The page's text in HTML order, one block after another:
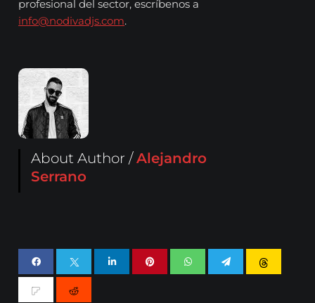
profesional del sector, escríbenos a
info@nodivadjs.com.
About Author /Alejandro
Serrano